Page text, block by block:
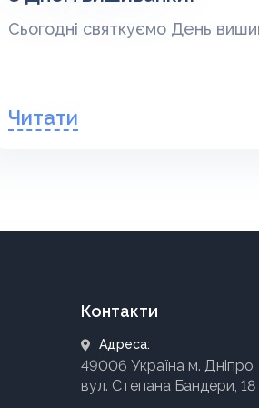
Сьогодні святкуємо День
Читати
Контакти
Адреса:
49006 Україна м. Дніпро
вул. Степана Бандери, 18